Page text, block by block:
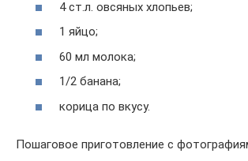
4 ст.л. овсяных хлопьев;
1 яйцо;
60 мл молока;
1/2 банана;
корица по вкусу.
Пошаговое приготовление с